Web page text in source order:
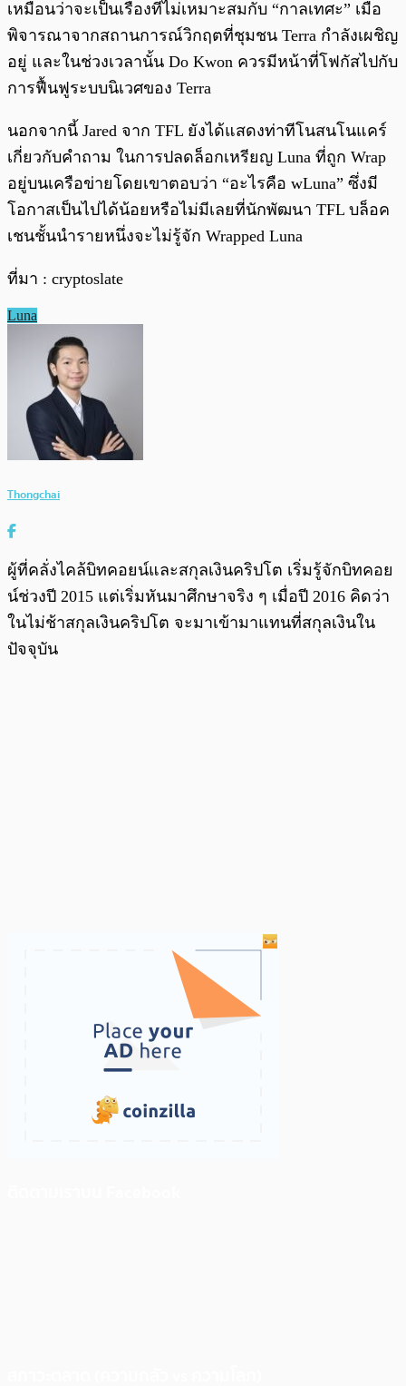
เหมือนว่าจะเป็นเรื่องที่ไม่เหมาะสมกับ “กาลเทศะ” เมื่อ
พิจารณาจากสถานการณ์วิกฤตที่ชุมชน Terra กำลังเผชิญ
อยู่ และในช่วงเวลานั้น Do Kwon ควรมีหน้าที่โฟกัสไปกับ
การฟื้นฟูระบบนิเวศของ Terra
นอกจากนี้ Jared จาก TFL ยังได้แสดงท่าทีโนสนโนแคร์
เกี่ยวกับคำถาม ในการปลดล็อกเหรียญ Luna ที่ถูก Wrap
อยู่บนเครือข่ายโดยเขาตอบว่า “อะไรคือ wLuna” ซึ่งมี
โอกาสเป็นไปได้น้อยหรือไม่มีเลยที่นักพัฒนา TFL บล็อค
เชนชั้นนำรายหนึ่งจะไม่รู้จัก Wrapped Luna
ที่มา : cryptoslate
Luna
Thongchai
ผู้ที่คลั่งไคล้บิทคอยน์และสกุลเงินคริปโต เริ่มรู้จักบิทคอย
น์ช่วงปี 2015 แต่เริ่มหันมาศึกษาจริง ๆ เมื่อปี 2016 คิดว่า
ในไม่ช้าสกุลเงินคริปโต จะมาเข้ามาแทนที่สกุลเงินใน
ปัจจุบัน